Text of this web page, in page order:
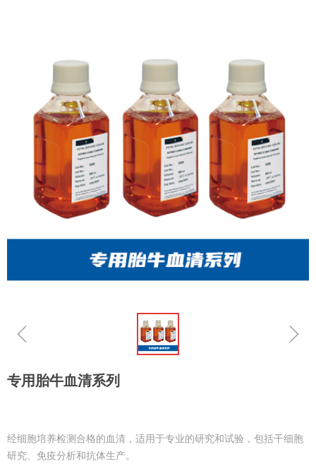
ꁆ ꁇ
专用胎牛血清系列
经细胞培养检测合格的血清，适用于专业的研究和试验，包括干细胞
研究、免疫分析和抗体生产。